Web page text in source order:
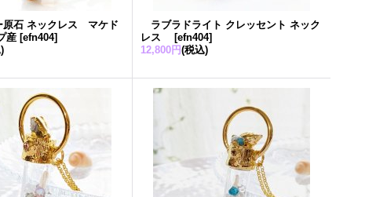
原石 ネックレス マケド
産 [efn404]
ラブラドライト クレッセント ネック
レス
[efn404]
12,800円(税込)